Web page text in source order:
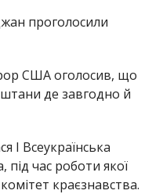
проголосили
США оголосив, що
де завгодно й
І Всеукраїнська
під час роботи якої
краєзнавства.